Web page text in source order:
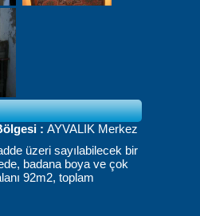
: AYVALIK Merkez
üzeri sayılabilecek bir
, badana boya ve çok
92m2, toplam